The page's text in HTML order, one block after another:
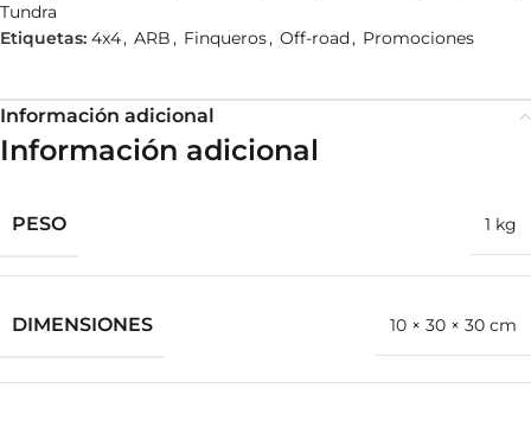
Tundra
Etiquetas: 4x4, ARB, Finqueros, Off-road, Promociones
Información adicional
Información adicional
PESO 1 kg
DIMENSIONES 10 × 30 × 30 cm